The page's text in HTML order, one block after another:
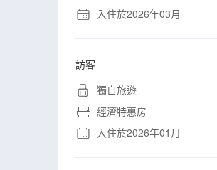
入住於2026年03月
訪客
獨自旅遊
經濟特惠房
入住於2026年01月